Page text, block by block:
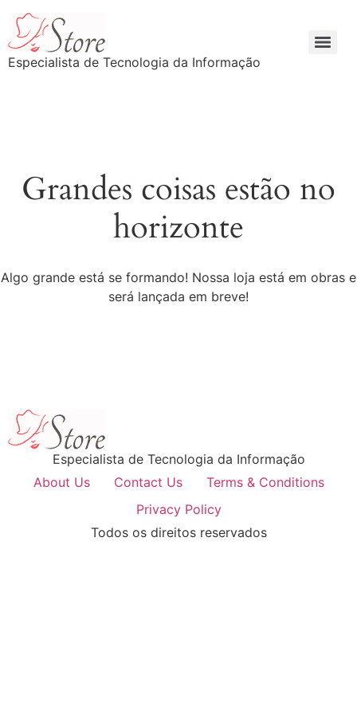
Especialista de Tecnologia da Informação
Grandes coisas estão no
horizonte
Algo grande está se formando! Nossa loja está em obras e
será lançada em breve!
Especialista de Tecnologia da Informação
About Us
Contact Us
Terms & Conditions
Privacy Policy
Todos os direitos reservados